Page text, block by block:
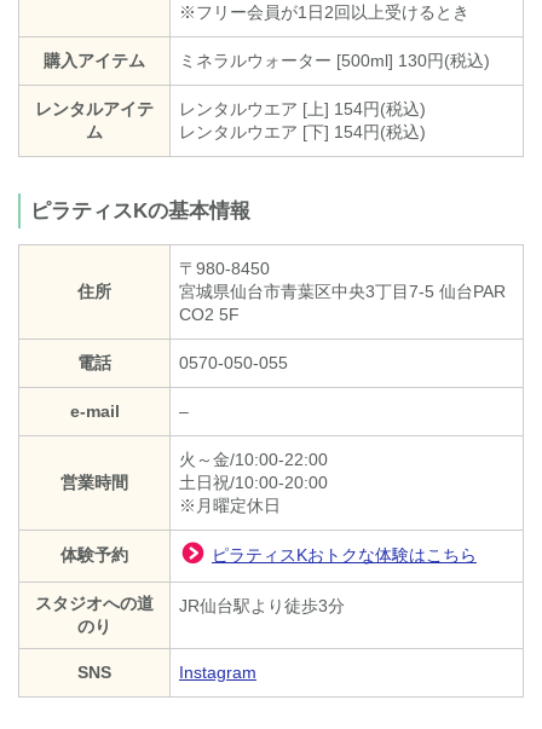
※フリー会員が1日2回以上受けるとき
購入アイテム ミネラルウォーター [500ml] 130円(税込)
レンタルアイテ
ム
レンタルウエア [上] 154円(税込)
レンタルウエア [下] 154円(税込)
ピラティスKの基本情報
住所
〒980-8450
宮城県仙台市青葉区中央3丁目7-5 仙台PAR
CO2 5F
電話 0570-050-055
e-mail –
営業時間
火～金/10:00-22:00
土日祝/10:00-20:00
※月曜定休日
体験予約 ピラティスKおトクな体験はこちら
スタジオへの道
のり
JR仙台駅より徒歩3分
SNS Instagram